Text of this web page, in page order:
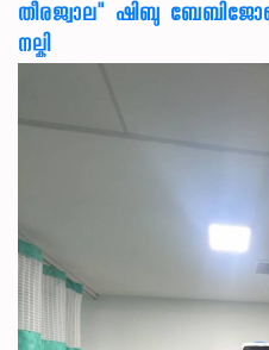
തീരജ്വാല" ഷിബു
നല്കി